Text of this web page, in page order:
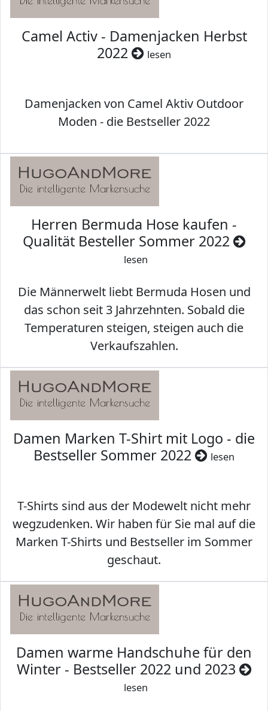
Camel Activ - Damenjacken Herbst
2022
lesen
Damenjacken von Camel Aktiv Outdoor
Moden - die Bestseller 2022
Herren Bermuda Hose kaufen -
Qualität Besteller Sommer 2022
lesen
Die Männerwelt liebt Bermuda Hosen und
das schon seit 3 Jahrzehnten. Sobald die
Temperaturen steigen, steigen auch die
Verkaufszahlen.
Damen Marken T-Shirt mit Logo - die
Bestseller Sommer 2022
lesen
T-Shirts sind aus der Modewelt nicht mehr
wegzudenken. Wir haben für Sie mal auf die
Marken T-Shirts und Bestseller im Sommer
geschaut.
Damen warme Handschuhe für den
Winter - Bestseller 2022 und 2023
lesen